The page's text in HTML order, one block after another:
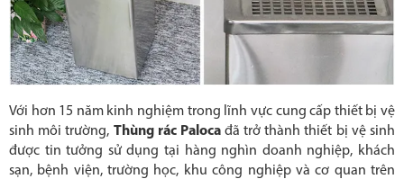
Với hơn 15 năm kinh nghiệm trong lĩnh vực cung cấp thiết bị vệ
sinh môi trường, Thùng rác Paloca đã trở thành thiết bị vệ sinh
được tin tưởng sử dụng tại hàng nghìn doanh nghiệp, khách
sạn, bệnh viện, trường học, khu công nghiệp và cơ quan trên